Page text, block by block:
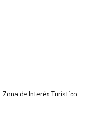
Zona de Interés Turístico